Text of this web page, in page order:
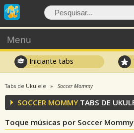
Menu
Iniciante tabs
Tabs de Ukulele Soccer Mommy
SOCCER MOMMYTABS DE
Toque músicas por Soccer